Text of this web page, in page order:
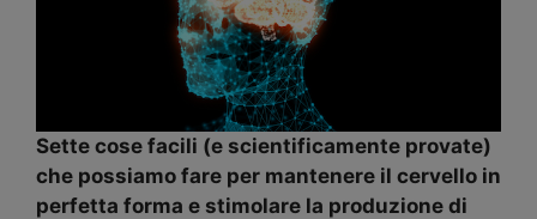
Sette cose facili (e scientificamente provate)
che possiamo fare per mantenere il cervello in
perfetta forma e stimolare la produzione di